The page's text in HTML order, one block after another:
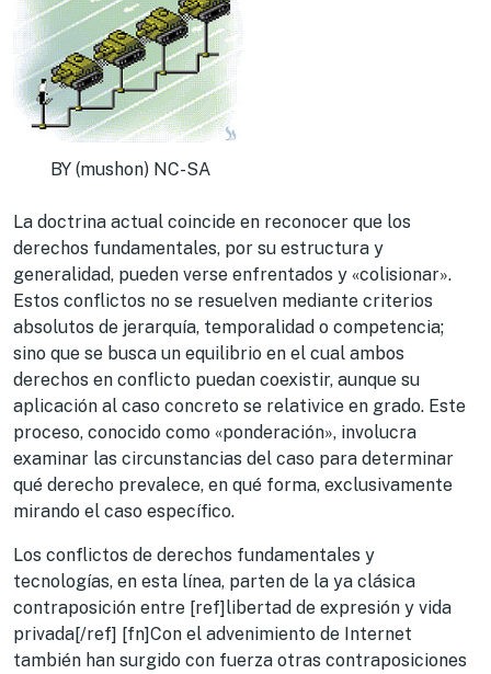
BY (mushon) NC-SA
La doctrina actual coincide en reconocer que los
derechos fundamentales, por su estructura y
generalidad, pueden verse enfrentados y «colisionar».
Estos conflictos no se resuelven mediante criterios
absolutos de jerarquía, temporalidad o competencia;
sino que se busca un equilibrio en el cual ambos
derechos en conflicto puedan coexistir, aunque su
aplicación al caso concreto se relativice en grado. Este
proceso, conocido como «ponderación», involucra
examinar las circunstancias del caso para determinar
qué derecho prevalece, en qué forma, exclusivamente
mirando el caso específico.
Los conflictos de derechos fundamentales y
tecnologías, en esta línea, parten de la ya clásica
contraposición entre [ref]libertad de expresión y vida
privada[/ref] [fn]Con el advenimiento de Internet
también han surgido con fuerza otras contraposiciones